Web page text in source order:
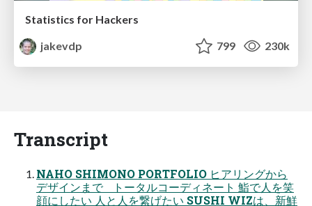
Statistics for Hackers
jakevdp
799 230k
Transcript
NAHO SHIMONO PORTFOLIO ヒアリングから
デザインまで トータルコーディネート 鮨で人を笑
顔にしたい 人と人を繋げたい SUSHI WIZは、新鮮